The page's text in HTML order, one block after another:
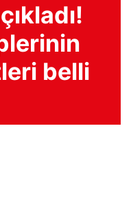
belli